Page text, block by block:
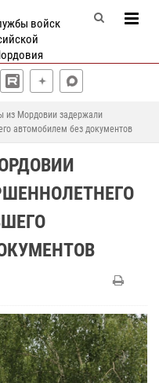
войск
из Мордовии задержали
автомобилем без документов